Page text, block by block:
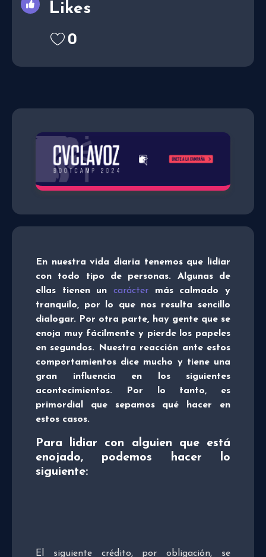
En nuestra vida diaria tenemos que lidiar
con todo tipo de personas. Algunas de
ellas tienen un carácter más calmado y
tranquilo, por lo que nos resulta sencillo
dialogar. Por otra parte, hay gente que se
enoja muy fácilmente y pierde los papeles
en segundos. Nuestra reacción ante estos
comportamientos dice mucho y tiene una
gran influencia en los siguientes
acontecimientos. Por lo tanto, es
primordial que sepamos qué hacer en
estos casos.
Para lidiar con alguien que está
enojado, podemos hacer lo
siguiente:
El siguiente crédito, por obligación, se
Likes
0